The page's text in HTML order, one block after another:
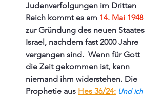
Judenverfolgungen im Dritten
Reich kommt es am 14. Mai 1948
zur Gründung des neuen Staates
Israel, nachdem fast 2000 Jahre
vergangen sind.  Wenn für Gott
die Zeit gekommen ist, kann
niemand ihm widerstehen. Die
Prophetie aus Hes 36/24: Und ich